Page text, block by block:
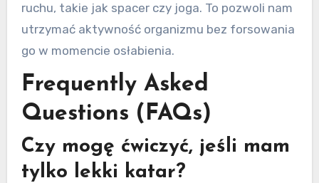
ruchu, takie jak spacer czy joga. To pozwoli nam
utrzymać aktywność organizmu bez forsowania
go w momencie osłabienia.
Frequently Asked
Questions (FAQs)
Czy mogę ćwiczyć, jeśli mam
tylko lekki katar?